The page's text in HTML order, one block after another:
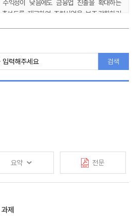
익성이 낮음에도 금융업 진출을 확대하는
성도를 제고하여 주력사업을 보조·강화하기
크의 보험시장 진입은 다양한 보험상품 및
을 통한 효율성 제고 등 보험산업
계로 인한 규제차익
안정성·소비자보호 측면에서 새로운 유형의
험회사에게 경쟁심화로 인한 고객이탈 및
및 고객만족도 향상 등 기회요인이 될 수도
소비자 후생 증대를 위해
차익 완화, 불공정경쟁 및 독과점 억제,
테크의 시스템리스크 차단, 소비자보호
지 방안 마련이 필요함
향
검색
요약 전문
환이 가속화되며 환경(E), 사회(S),
의 재무적 성과에 영향을 미칠 가능성이
제